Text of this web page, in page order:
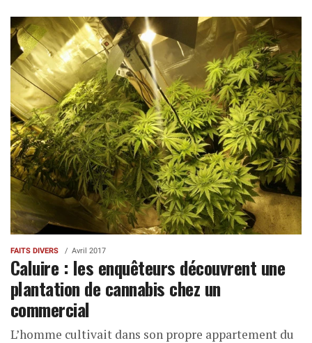
FAITS DIVERS Avril 2017
Caluire : les enquêteurs découvrent une
plantation de cannabis chez un
commercial
L’homme cultivait dans son propre appartement du